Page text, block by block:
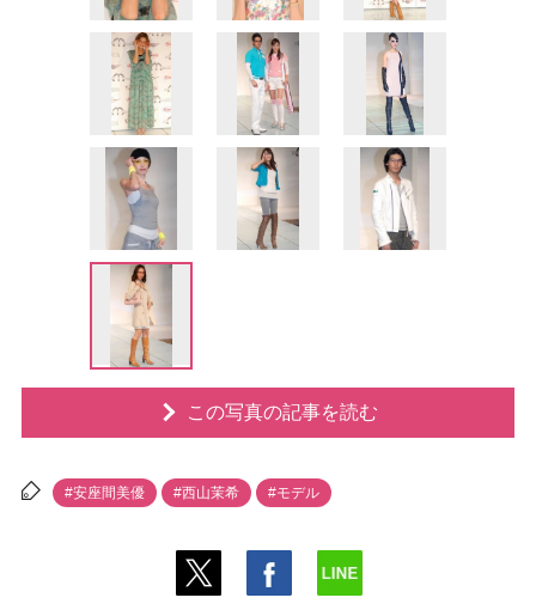
この写真の記事を読む
#安座間美優 #西山茉希 #モデル